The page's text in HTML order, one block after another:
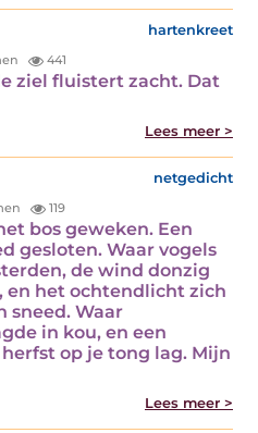
hartenkreet
441
ziel fluistert zacht. Dat
Lees meer >
netgedicht
119
bos geweken. Een
gesloten. Waar vogels
de wind donzig
en het ochtendlicht zich
sneed. Waar
in kou, en een
op je tong lag. Mijn
Lees meer >